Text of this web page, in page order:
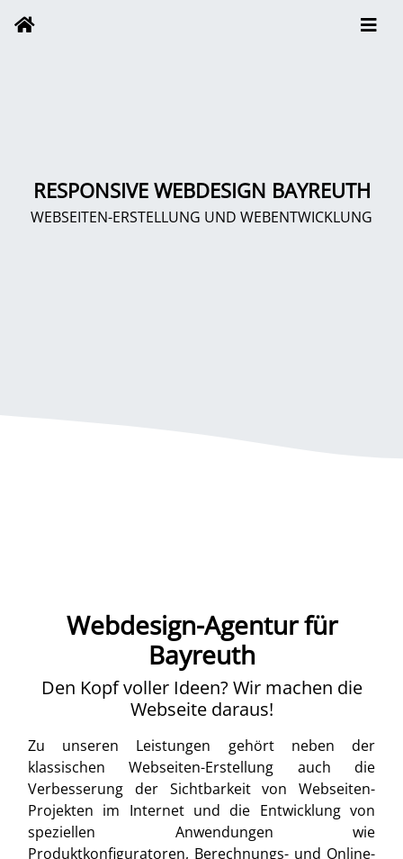
RESPONSIVE WEBDESIGN BAYREUTH
WEBSEITEN-ERSTELLUNG UND WEBENTWICKLUNG
Webdesign-Agentur für
Bayreuth
Den Kopf voller Ideen? Wir machen die
Webseite daraus!
Zu unseren Leistungen gehört neben der
klassischen Webseiten-Erstellung auch die
Verbesserung der Sichtbarkeit von Webseiten-
Projekten im Internet und die Entwicklung von
speziellen Anwendungen wie
Produktkonfiguratoren, Berechnungs- und Online-